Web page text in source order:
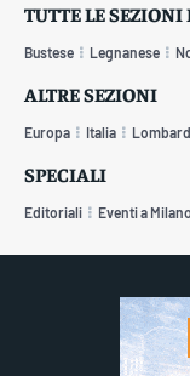
TUTTE LE SEZIONI
Bustese Legnanese
ALTRE SEZIONI
Europa Italia
SPECIALI
Editoriali Eventi a Milano